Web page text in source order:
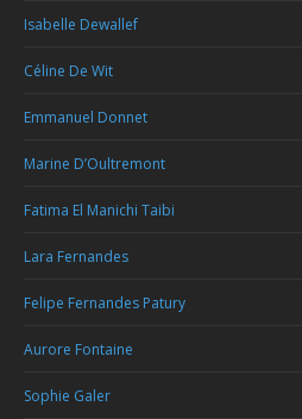
Isabelle Dewallef
Céline De Wit
Emmanuel Donnet
Marine D’Oultremont
Fatima El Manichi Taibi
Lara Fernandes
Felipe Fernandes Patury
Aurore Fontaine
Sophie Galer